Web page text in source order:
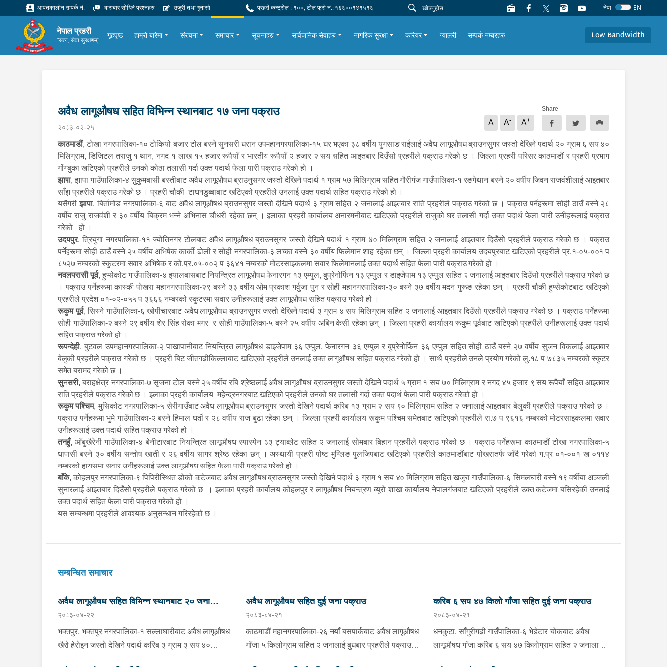
आपतकालीन सम्पर्क नं. बारम्बार सोधिने प्रश्नहरु उजुरी तथा गुनासो प्रहरी कन्ट्रोल : १००, टोल फ्री नं.: १६६००१४१५१६ नेपा EN
नेपाल प्रहरी
"सत्य, सेवा सुरक्षणम्"
गृहपृष्ठ हाम्रो बारेमा संरचना समाचार सूचनाहरु सार्वजनिक सेवाहरु नागरिक सुरक्षा करियर ग्यालरी सम्पर्क नम्बरहरु Low Bandwidth
अवैध लागूऔषध सहित विभिन्न स्थानबाट १७ जना पक्राउ
२०८३-०२-२५
A A- A+
Share
काठमाडौं, टोखा नगरपालिका-१० टोकियो बजार टोल बस्ने सुनसरी धरान उपमहानगरपालिका-१५ घर भएका ३८ वर्षीय युगसाङ राईलाई अवैध लागूऔषध ब्राउनसुगर जस्तो देखिने पदार्थ २० ग्राम ६ सय ४०
मिलिग्राम, डिजिटल तराजु १ थान, नगद १ लाख १५ हजार रूपैयाँ र भारतीय रूपैयाँ २ हजार २ सय सहित आइतबार दिउँसो प्रहरीले पक्राउ गरेको छ । जिल्ला प्रहरी परिसर काठमाडौं र प्रहरी प्रभाग
गोंगबुका खटिएको प्रहरीले उनको कोठा तलासी गर्दा उक्त पदार्थ फेला पारी पक्राउ गरेको हो ।
झापा, झापा गाउँपालिका-४ सुकुमबासी बस्तीबाट अवैध लागूऔषध ब्राउनुसगर जस्तो देखिने पदार्थ १ ग्राम ५७ मिलिग्राम सहित गौरीगंज गाउँपालिका-१ रङगेथान बस्ने २० वर्षीय जिवन राजवंशीलाई आइतबार
साँझ प्रहरीले पक्राउ गरेको छ । प्रहरी चौकी टाघनडुब्बाबाट खटिएको प्रहरीले उनलाई उक्त पदार्थ सहित पक्राउ गरेको हो ।
यसैगरीझापा, बिर्तामोड नगरपालिका-६ बाट अवैध लागूऔषध ब्राउनसुगर जस्तो देखिने पदार्थ ३ ग्राम सहित २ जनालाई आइतबार राति प्रहरीले पक्राउ गरेको छ । पक्राउ पर्नेहरूमा सोही ठाउँ बस्ने २८
वर्षीय राजु राजवंशी र ३० वर्षीय बिक्रम भन्ने अभिनास चौधरी रहेका छन् । इलाका प्रहरी कार्यालय अनारमनीबाट खटिएको प्रहरीले राजुको घर तलासी गर्दा उक्त पदार्थ फेला पारी उनीहरूलाई पक्राउ
गरेको हो ।
उदयपुर, त्रियुगा नगरपालिका-११ ज्योतिनगर टोलबाट अवैध लागूऔषध ब्राउनसुगर जस्तो देखिने पदार्थ १ ग्राम ४० मिलिग्राम सहित २ जनालाई आइतबार दिउँसो प्रहरीले पक्राउ गरेको छ । पक्राउ
पर्नेहरूमा सोही ठाउँ बस्ने २५ वर्षीय अभिषेक कार्की ढोली र सोही नगरपालिका-३ लच्का बस्ने ३० वर्षीय फिलेमान शाह रहेका छन् । जिल्ला प्रहरी कार्यालय उदयपुरबाट खटिएको प्रहरीले प्र.१-०५-००१ प
८५२७ नम्बरको स्कुटरमा सवार अभिषेक र को.प्र.०५-००२ प ३६४१ नम्बरको मोटरसाइकलमा सवार फिलेमानलाई उक्त पदार्थ सहित फेला पारी पक्राउ गरेको हो ।
नवलपरासी पूर्व, हुप्सेकोट गाउँपालिका-४ झ्यालबासबाट नियन्त्रित लागूऔषध फेनारगन १३ एम्पुल, बुप्रेनोर्फिन १३ एम्पुल र डाइजेपाम १३ एम्पुल सहित २ जनालाई आइतबार दिउँसो प्रहरीले पक्राउ गरेको छ
। पक्राउ पर्नेहरूमा कास्की पोखरा महानगरपालिका-२९ बस्ने ३३ वर्षीय ओम प्रकाश गर्वुजा पुन र सोही महानगरपालिका-३० बस्ने ३७ वर्षीय मदन गुरूङ रहेका छन् । प्रहरी चौकी हुप्सेकोटबाट खटिएको
प्रहरीले प्रदेश ०१-०२-०५५ प ३६६६ नम्बरको स्कुटरमा सवार उनीहरूलाई उक्त लागूऔषध सहित पक्राउ गरेको हो ।
रूकुम पूर्व, सिस्ने गाउँपालिका-६ खोपीचारबाट अवैध लागूऔषध ब्राउनसुगर जस्तो देखिने पदार्थ ३ ग्राम ४ सय मिलिग्राम सहित २ जनालाई आइतबार दिउँसो प्रहरीले पक्राउ गरेको छ । पक्राउ पर्नेहरूमा
सोही गाउँपालिका-२ बस्ने २९ वर्षीय शेर सिंह रोका मगर र सोही गाउँपालिका-५ बस्ने २५ वर्षीय अबिन केसी रहेका छन् । जिल्ला प्रहरी कार्यालय रूकुम पूर्वबाट खटिएको प्रहरीले उनीहरूलाई उक्त पदार्थ
सहित पक्राउ गरेको हो ।
रूपन्देही, बुटवल उपमहानगरपालिका-२ पाखापानीबाट नियन्त्रित लागूऔषध डाइजेपाम ३६ एम्पुल, फेनारगन ३६ एम्पुल र बुप्रेनोर्फिन ३६ एम्पुल सहित सोही ठाउँ बस्ने २७ वर्षीय सुजन विकलाई आइतबार
बेलुकी प्रहरीले पक्राउ गरेको छ । प्रहरी बिट जीतगढीकिल्लाबाट खटिएको प्रहरीले उनलाई उक्त लागूऔषध सहित पक्राउ गरेको हो । साथै प्रहरीले उनले प्रयोग गरेको लु.१८ प ७८३५ नम्बरको स्कुटर
समेत बरामद गरेको छ ।
सुनसरी, बराहक्षेत्र नगरपालिका-७ सृजना टोल बस्ने २५ वर्षीय रबि श्रेष्ठलाई अवैध लागूऔषध ब्राउनसुगर जस्तो देखिने पदार्थ ५ ग्राम १ सय ७० मिलिग्राम र नगद ४५ हजार ९ सय रूपैयाँ सहित आइतबार
राति प्रहरीले पक्राउ गरेको छ । इलाका प्रहरी कार्यालय महेन्द्रनगरबाट खटिएको प्रहरीले उनको घर तलासी गर्दा उक्त पदार्थ फेला पारी पक्राउ गरेको हो ।
रूकुम पश्‍चिम, मुसिकोट नगरपालिका-५ सेरीगाउँबाट अवैध लागूऔषध ब्राउनसुगर जस्तो देखिने पदार्थ करिब १३ ग्राम २ सय ९० मिलिग्राम सहित २ जनालाई आइतबार बेलुकी प्रहरीले पक्राउ गरेको छ ।
पक्राउ पर्नेहरूमा भुमे गाउँपालिका-२ बस्ने हिमाल घर्ती र २८ वर्षीय राज बुढा रहेका छन् । जिल्ला प्रहरी कार्यालय रूकुम पश्‍चिम समेतबाट खटिएको प्रहरीले रा.७ प ९६१६ नम्बरको मोटरसाइकलमा सवार
उनीहरूलाई उक्त पदार्थ सहित पक्राउ गरेको हो ।
तनहुँ, आँबुखैरेनी गाउँपालिका-४ बेनीटारबाट नियन्त्रित लागूऔषध स्पास्पेन ३३ ट्याब्लेट सहित २ जनालाई सोमबार बिहान प्रहरीले पक्राउ गरेको छ । पक्राउ पर्नेहरूमा काठमाडौं टोखा नगरपालिका-५
धापासी बस्ने ३० वर्षीय सन्तोष खाती र २६ वर्षीय सागर श्रेष्ठ रहेका छन् । अस्थायी प्रहरी पोष्ट मुग्लिङ पुलजिपबाट खटिएको प्रहरीले काठमाडौंबाट पोखरातर्फ जाँदै गरेको ग.प्र ०१-००१ ख ०११४
नम्बरको हायसमा सवार उनीहरूलाई उक्त लागूऔषध सहित फेला पारी पक्राउ गरेको हो ।
बाँके,कोहलपुर नगरपालिका-९ पिपिरीस्थित डोको कटेजबाट अवैध लागूऔषध ब्राउनसुगर जस्तो देखिने पदार्थ ३ ग्राम १ सय ४० मिलिग्राम सहित खजुरा गाउँपालिका-६ सिमलघारी बस्ने १९ वर्षीया अञ्जली
सुनारलाई आइतबार दिउँसो प्रहरीले पक्राउ गरेको छ । इलाका प्रहरी कार्यालय कोहलपुर र लागूऔषध नियन्त्रण ब्यूरो शाखा कार्यालय नेपालगंजबाट खटिएको प्रहरीले उक्त कटेजमा बसिरहेकी उनलाई
उक्त पदार्थ सहित फेला पारी पक्राउ गरेको हो ।
यस सम्बन्धमा प्रहरीले आवश्यक अनुसन्धान गरिरहेको छ ।
सम्बन्धित समाचार
अवैध लागूऔषध सहित विभिन्न स्थानबाट २० जना
पक्राउ
२०८३-०४-२२
भक्तपुर, भक्तपुर नगरपालिका-१ सल्लाघारीबाट अवैध लागूऔषध
खैरो हेरोइन जस्तो देखिने पदार्थ करिब ३ ग्राम ३ सय ४०
अवैध लागूऔषध सहित दुई जना पक्राउ
२०८३-०४-२१
काठमाडौं महानगरपालिका-२६ नयाँ बसपार्कबाट अवैध लागूऔषध
गाँजा ५ किलोग्राम सहित २ जनालाई बुधबार प्रहरीले पक्राउ
करिब ६ सय ४७ किलो गाँजा सहित दुई जना पक्राउ
२०८३-०४-२१
धनकुटा, साँगुरीगढी गाउँपालिका-६ भेडेटार चोकबाट अवैध
लागूऔषध गाँजा करिब ६ सय ४७ किलोग्राम सहित २ जनालाई